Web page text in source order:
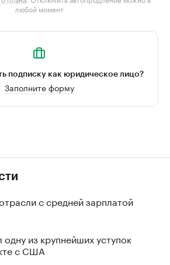
любой момент
подписку как юридическое лицо?
Заполните форму
с средней зарплатой
из крупнейших уступок
с США